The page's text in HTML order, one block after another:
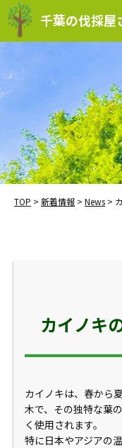
千葉の伐採屋
TOP > 新着情報 > News >
カイノキ
カイノキは、春から
木で、その独特な葉
く使用されます。
特に日本やアジアの